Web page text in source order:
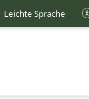
Leichte Sprache